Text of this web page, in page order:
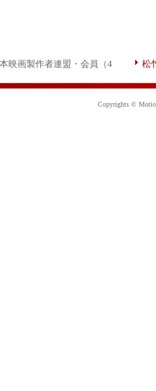
映画製作者連盟・会員（4
松
Copyrights ©